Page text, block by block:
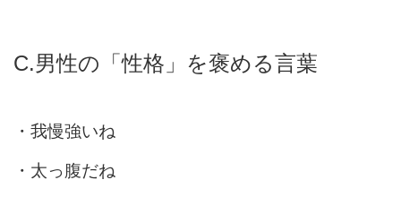
C.男性の「性格」を褒める言葉
・我慢強いね
・太っ腹だね